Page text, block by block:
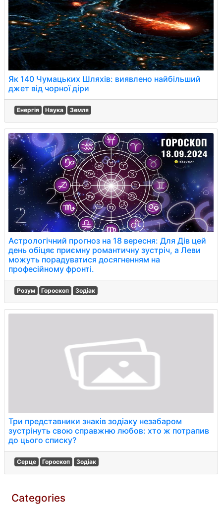
Як 140 Чумацьких Шляхів: виявлено найбільший
джет від чорної діри
Енергія Наука Земля
Астрологічний прогноз на 18 вересня: Для Дів цей
день обіцяє приємну романтичну зустріч, а Леви
можуть порадуватися досягненням на
професійному фронті.
Розум Гороскоп Зодіак
Три представники знаків зодіаку незабаром
зустрінуть свою справжню любов: хто ж потрапив
до цього списку?
Серце Гороскоп Зодіак
Categories